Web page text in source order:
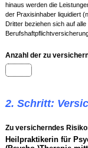
hinaus werden die
der Praxisinhaber liquidiert
Dritter beziehen sich auf
Anzahl der zu
2. Schritt:
Zu versicherndes